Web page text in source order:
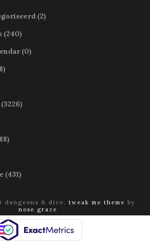
(2)
(240)
(0)
(3226)
(431)
dungeons & dice. tweak me theme by
nose graze